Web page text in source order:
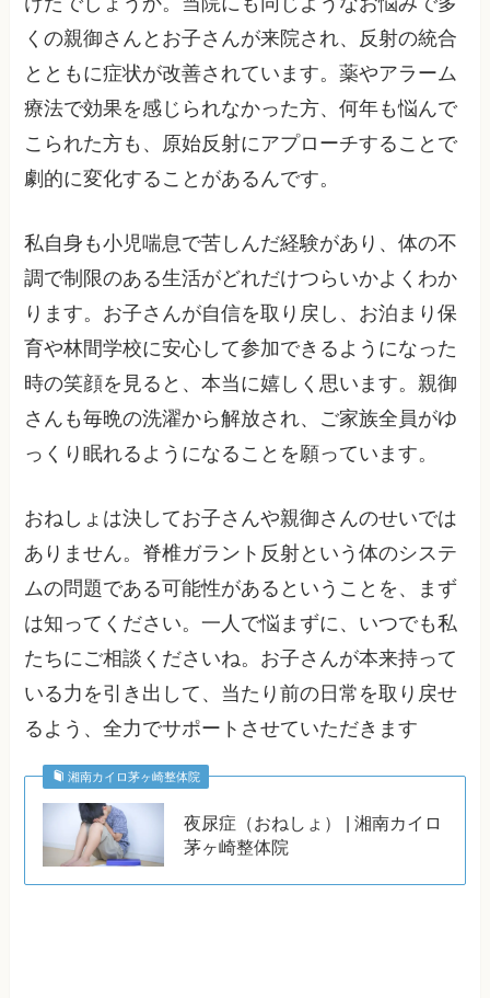
くの親御さんとお子さんが来院され、反射の統合
とともに症状が改善されています。薬やアラーム
療法で効果を感じられなかった方、何年も悩んで
こられた方も、原始反射にアプローチすることで
劇的に変化することがあるんです。
私自身も小児喘息で苦しんだ経験があり、体の不
調で制限のある生活がどれだけつらいかよくわか
ります。お子さんが自信を取り戻し、お泊まり保
育や林間学校に安心して参加できるようになった
時の笑顔を見ると、本当に嬉しく思います。親御
さんも毎晩の洗濯から解放され、ご家族全員がゆ
っくり眠れるようになることを願っています。
おねしょは決してお子さんや親御さんのせいでは
ありません。脊椎ガラント反射という体のシステ
ムの問題である可能性があるということを、まず
は知ってください。一人で悩まずに、いつでも私
たちにご相談くださいね。お子さんが本来持って
いる力を引き出して、当たり前の日常を取り戻せ
るよう、全力でサポートさせていただきます
湘南カイロ茅ヶ崎整体院
夜尿症（おねしょ） | 湘南カイロ
茅ヶ崎整体院